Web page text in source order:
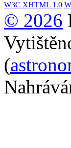
W3C XHTML 1.0
© 2026
(